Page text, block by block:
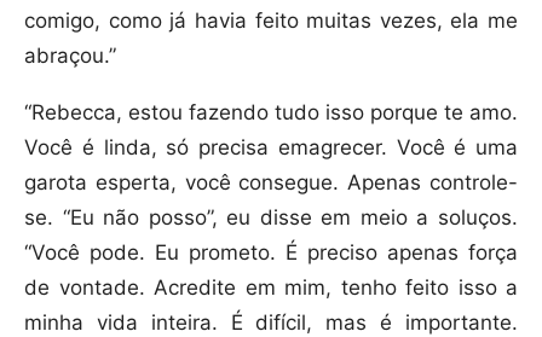
comigo, como já havia feito muitas vezes, ela me
abraçou.”
“Rebecca, estou fazendo tudo isso porque te amo.
Você é linda, só precisa emagrecer. Você é uma
garota esperta, você consegue. Apenas controle-
se. “Eu não posso”, eu disse em meio a soluços.
“Você pode. Eu prometo. É preciso apenas força
de vontade. Acredite em mim, tenho feito isso a
minha vida inteira. É difícil, mas é importante.